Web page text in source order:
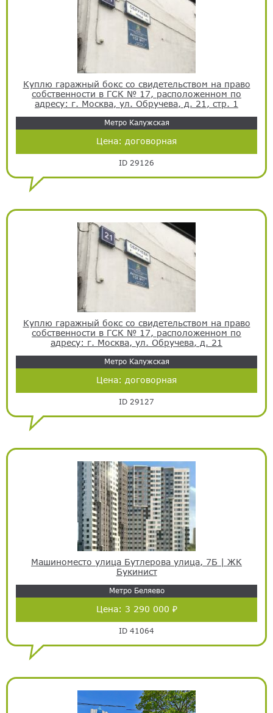
Куплю гаражный бокс со свидетельством на право
собственности в ГСК № 17, расположенном по
адресу: г. Москва, ул. Обручева, д. 21, стр. 1
Метро Калужская
Цена: договорная
ID 29126
Куплю гаражный бокс со свидетельством на право
собственности в ГСК № 17, расположенном по
адресу: г. Москва, ул. Обручева, д. 21
Метро Калужская
Цена: договорная
ID 29127
Машиноместо улица Бутлерова улица, 7Б | ЖК
Букинист
Метро Беляево
Цена: 3 290 000 ₽
ID 41064